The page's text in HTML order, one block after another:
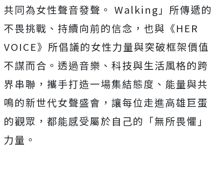
共同為女性聲音發聲。 Walking」所傳遞的
不畏挑戰、持續向前的信念，也與《HER
VOICE》所倡議的女性力量與突破框架價值
不謀而合。透過音樂、科技與生活風格的跨
界串聯，攜手打造一場集結態度、能量與共
鳴的新世代女聲盛會，讓每位走進高雄巨蛋
的觀眾，都能感受屬於自己的「無所畏懼」
力量。